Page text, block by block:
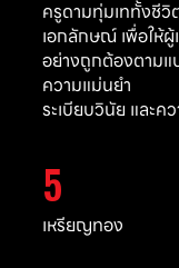
ครูดามทุ่มเททั้งชี
เอกลักษณ์ เพื่อให้ผู้
อย่างถูกต้องตาม
ความแม่นยำ
ระเบียบวินัย และ
5
เหรียญทอง